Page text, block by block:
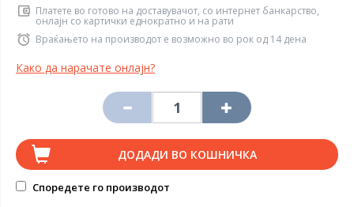
Платете во готово на доставувачот, со интернет банкарство,
онлајн со картички еднократно и на рати
Враќањето на производот е возможно во рок од 14 дена
Како да нарачате онлајн?
ДОДАДИ ВО КОШНИЧКА
Споредете го производот